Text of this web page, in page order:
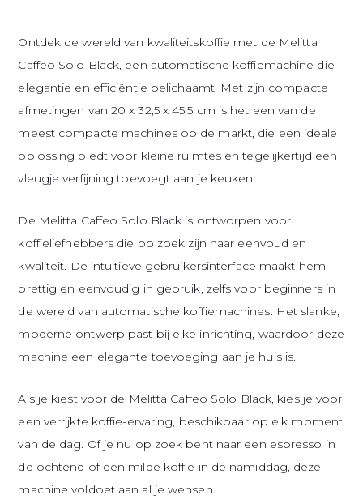
Ontdek de wereld van kwaliteitskoffie met de Melitta
Caffeo Solo Black, een automatische koffiemachine die
elegantie en efficiëntie belichaamt. Met zijn compacte
afmetingen van 20 x 32,5 x 45,5 cm is het een van de
meest compacte machines op de markt, die een ideale
oplossing biedt voor kleine ruimtes en tegelijkertijd een
vleugje verfijning toevoegt aan je keuken.
De Melitta Caffeo Solo Black is ontworpen voor
koffieliefhebbers die op zoek zijn naar eenvoud en
kwaliteit. De intuïtieve gebruikersinterface maakt hem
prettig en eenvoudig in gebruik, zelfs voor beginners in
de wereld van automatische koffiemachines. Het slanke,
moderne ontwerp past bij elke inrichting, waardoor deze
machine een elegante toevoeging aan je huis is.
Als je kiest voor de Melitta Caffeo Solo Black, kies je voor
een verrijkte koffie-ervaring, beschikbaar op elk moment
van de dag. Of je nu op zoek bent naar een espresso in
de ochtend of een milde koffie in de namiddag, deze
machine voldoet aan al je wensen.